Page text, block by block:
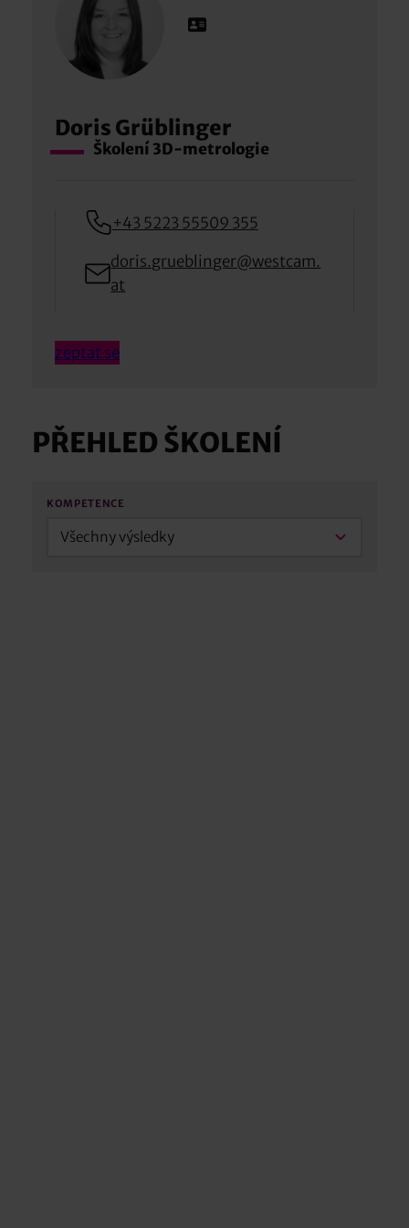
Doris Grüblinger
Školení 3D-metrologie
+43 5223 55509 355
doris.grueblinger@westcam.
at
zeptat se
PŘEHLED ŠKOLENÍ
KOMPETENCE
Všechny výsledky